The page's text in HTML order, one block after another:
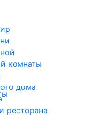
комнаты
дома
ресторана